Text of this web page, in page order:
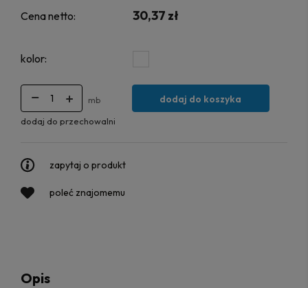
Cena netto: 30,37 zł
kolor:
mb dodaj do koszyka
dodaj do przechowalni
zapytaj o produkt
poleć znajomemu
Opis